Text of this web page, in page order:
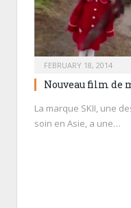
FEBRUARY 18, 2014
Nouveau film de
La marque SKII, une
soin en Asie, a une…